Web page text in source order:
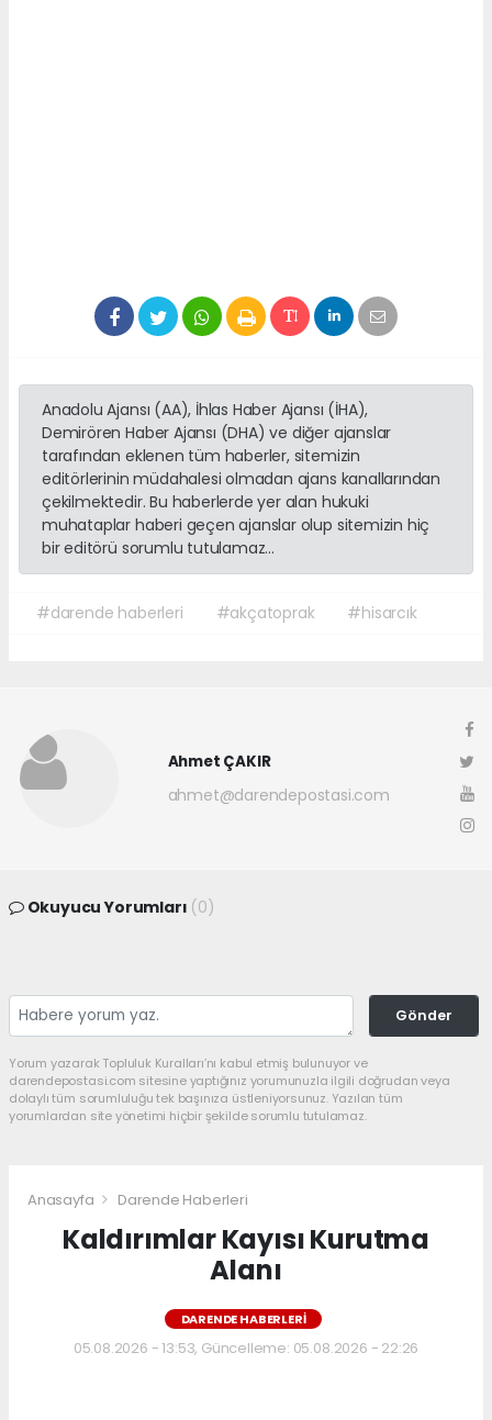
Anadolu Ajansı (AA), İhlas Haber Ajansı (İHA),
Demirören Haber Ajansı (DHA) ve diğer ajanslar
tarafından eklenen tüm haberler, sitemizin
editörlerinin müdahalesi olmadan ajans kanallarından
çekilmektedir. Bu haberlerde yer alan hukuki
muhataplar haberi geçen ajanslar olup sitemizin hiç
bir editörü sorumlu tutulamaz...
#darende haberleri #akçatoprak #hisarcık
Ahmet ÇAKIR
ahmet@darendepostasi.com
Okuyucu Yorumları (0)
Gönder
Yorum yazarak Topluluk Kuralları’nı kabul etmiş bulunuyor ve
darendepostasi.com sitesine yaptığınız yorumunuzla ilgili doğrudan veya
dolaylı tüm sorumluluğu tek başınıza üstleniyorsunuz. Yazılan tüm
yorumlardan site yönetimi hiçbir şekilde sorumlu tutulamaz.
Anasayfa Darende Haberleri
Kaldırımlar Kayısı Kurutma
Alanı
DARENDE HABERLERI
05.08.2026 - 13:53, Güncelleme: 05.08.2026 - 22:26